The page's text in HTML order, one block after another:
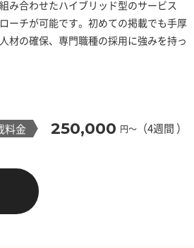
み合わせたハイブリッド型のサービス
ーチが可能です。初めての掲載でも手厚
材の確保、専門職種の採用に強みを持っ
料金 250,000 円〜 （4週間 ）